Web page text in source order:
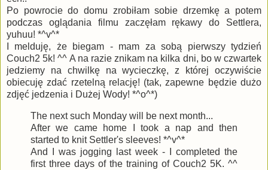
Po powrocie do domu zrobiłam sobie drzemkę a potem
podczas oglądania filmu zaczęłam rękawy do Settlera,
yuhuu! *^v^*
I melduję, że biegam - mam za sobą pierwszy tydzień
Couch2 5k! ^^ A na razie znikam na kilka dni, bo w czwartek
jedziemy na chwilkę na wycieczkę, z której oczywiście
obiecuję zdać rzetelną relację! (tak, zapewne będzie dużo
zdjęć jedzenia i Dużej Wody! *^o^*)
The next such Monday will be next month...
After we came home I took a nap and then
started to knit Settler's sleeves! *^v^*
And I was jogging last week - I completed the
first three days of the training of Couch2 5K. ^^